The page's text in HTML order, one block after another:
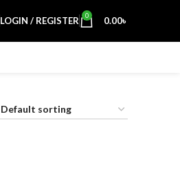
LOGIN / REGISTER 0 0.00৳